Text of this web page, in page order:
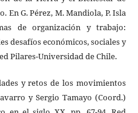
En G. Pérez, M. Mandiola, P. Isla
de organización y trabajo:
desafíos económicos, sociales y
Pilares-Universidad de Chile.
y retos de los movimientos
y Sergio Tamayo (Coord.)